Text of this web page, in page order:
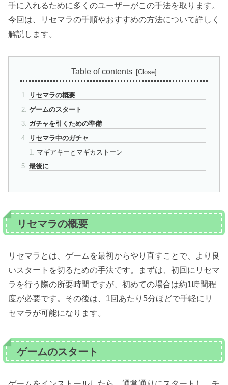
手に入れるために多くのユーザーがこの手法を取ります。
今回は、リセマラの手順やおすすめの方法について詳しく
解説します。
Table of contents
リセマラの概要
ゲームのスタート
ガチャを引くための準備
リセマラ中のガチャ
マギアキーとマギカストーン
最後に
リセマラの概要
リセマラとは、ゲームを最初からやり直すことで、より良
いスタートを切るための手法です。まずは、初回にリセマ
ラを行う際の所要時間ですが、初めての場合は約1時間程
度が必要です。その後は、1回あたり5分ほどで手軽にリ
セマラが可能になります。
ゲームのスタート